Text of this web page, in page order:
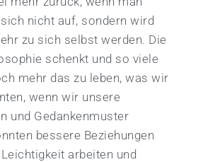
nicht auf, sondern wird
zu sich selbst werden. Die
schenkt und so viele
mehr das zu leben, was wir
wenn wir unsere
und Gedankenmuster
bessere Beziehungen
arbeiten und